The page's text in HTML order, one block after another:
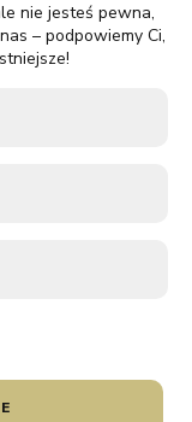
nie jesteś pewna,
– podpowiemy Ci,